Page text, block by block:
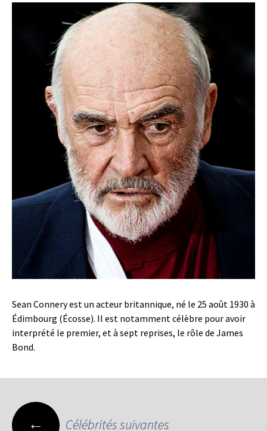
Sean Connery est un acteur britannique, né le 25 août 1930 à
Édimbourg (Écosse). Il est notamment célèbre pour avoir
interprété le premier, et à sept reprises, le rôle de James
Bond.
← Célébrités suivantes